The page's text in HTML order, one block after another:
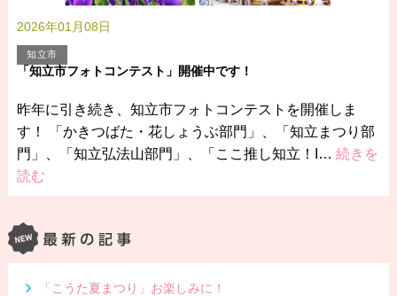
2026年01月08日
知立市
「知立市フォトコンテスト」開催中です！
昨年に引き続き、知立市フォトコンテストを開催しま
す！ 「かきつばた・花しょうぶ部門」、「知立まつり部
門」、「知立弘法山部門」、「ここ推し知立！I… 続きを
読む
「こうた夏まつり」お楽しみに！